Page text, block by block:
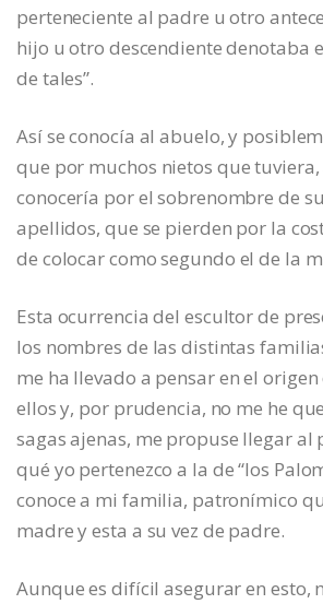
perteneciente al padre u otro
hijo u otro descendiente denotaba
de tales”.
Así se conocía al abuelo, y
que por muchos nietos que tuviera,
conocería por el sobrenombre de
apellidos, que se pierden por la
de colocar como segundo el de la
Esta ocurrencia del escultor de
los nombres de las distintas
me ha llevado a pensar en el
ellos y, por prudencia, no me he
sagas ajenas, me propuse llegar
qué yo pertenezco a la de “los
conoce a mi familia, patronímico
madre y esta a su vez de padre.
Aunque es difícil asegurar en esto,